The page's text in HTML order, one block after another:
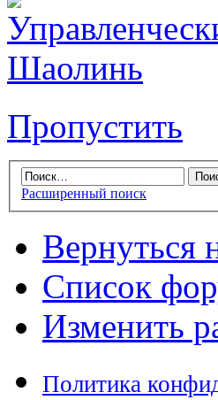
Пропустить
Расширенный поиск
Вернуться
Список
Изменить
Политика